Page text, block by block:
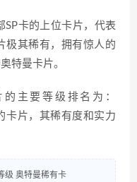
SP卡的上位卡片，代表
极其稀有，拥有惊人的
特曼卡片。
主要等级排名为：
卡片，其稀有度和实力
级 奥特曼稀有卡